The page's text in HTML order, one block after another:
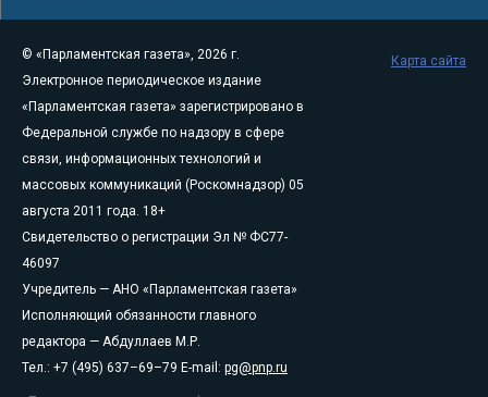
© «Парламентская газета», 2026 г.
Электронное периодическое издание
«Парламентская газета» зарегистрировано в
Федеральной службе по надзору в сфере
связи, информационных технологий и
массовых коммуникаций (Роскомнадзор) 05
августа 2011 года. 18+
Свидетельство о регистрации Эл № ФС77-
46097
Учредитель — АНО «Парламентская газета»
Исполняющий обязанности главного
редактора — Абдуллаев М.Р.
Тел.: +7 (495) 637–69–79 E-mail: pg@pnp.ru
Карта сайта